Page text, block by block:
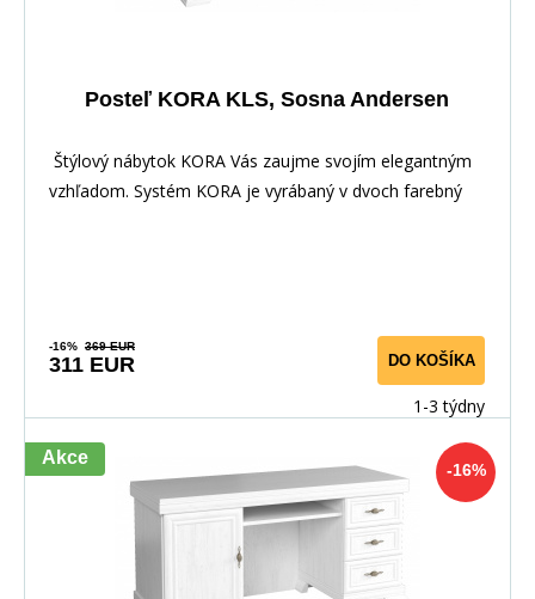
Posteľ KORA KLS, Sosna Andersen
Štýlový nábytok KORA Vás zaujme svojím elegantným
vzhľadom. Systém KORA je vyrábaný v dvoch farebný
-16% 369 EUR
311 EUR DO KOŠÍKA
1-3 týdny
-16%
Akce